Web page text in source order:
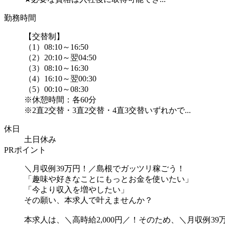
勤務時間
【交替制】
（1）08:10～16:50
（2）20:10～翌04:50
（3）08:10～16:30
（4）16:10～翌00:30
（5）00:10～08:30
※休憩時間：各60分
※2直2交替・3直2交替・4直3交替いずれかで...
休日
土日休み
PRポイント
＼月収例39万円！／島根でガッツリ稼ごう！
「趣味や好きなことにもっとお金を使いたい」
「今より収入を増やしたい」
その願い、本求人で叶えませんか？
本求人は、＼高時給2,000円／！そのため、＼月収例39